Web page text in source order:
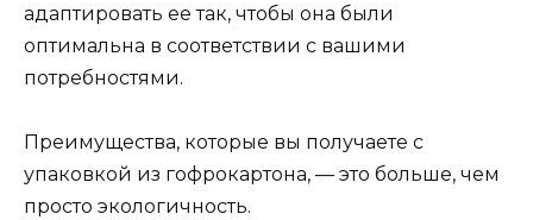
адаптировать ее так, чтобы она были
оптимальна в соответствии с вашими
потребностями.
Преимущества, которые вы получаете с
упаковкой из гофрокартона, — это больше, чем
просто экологичность.